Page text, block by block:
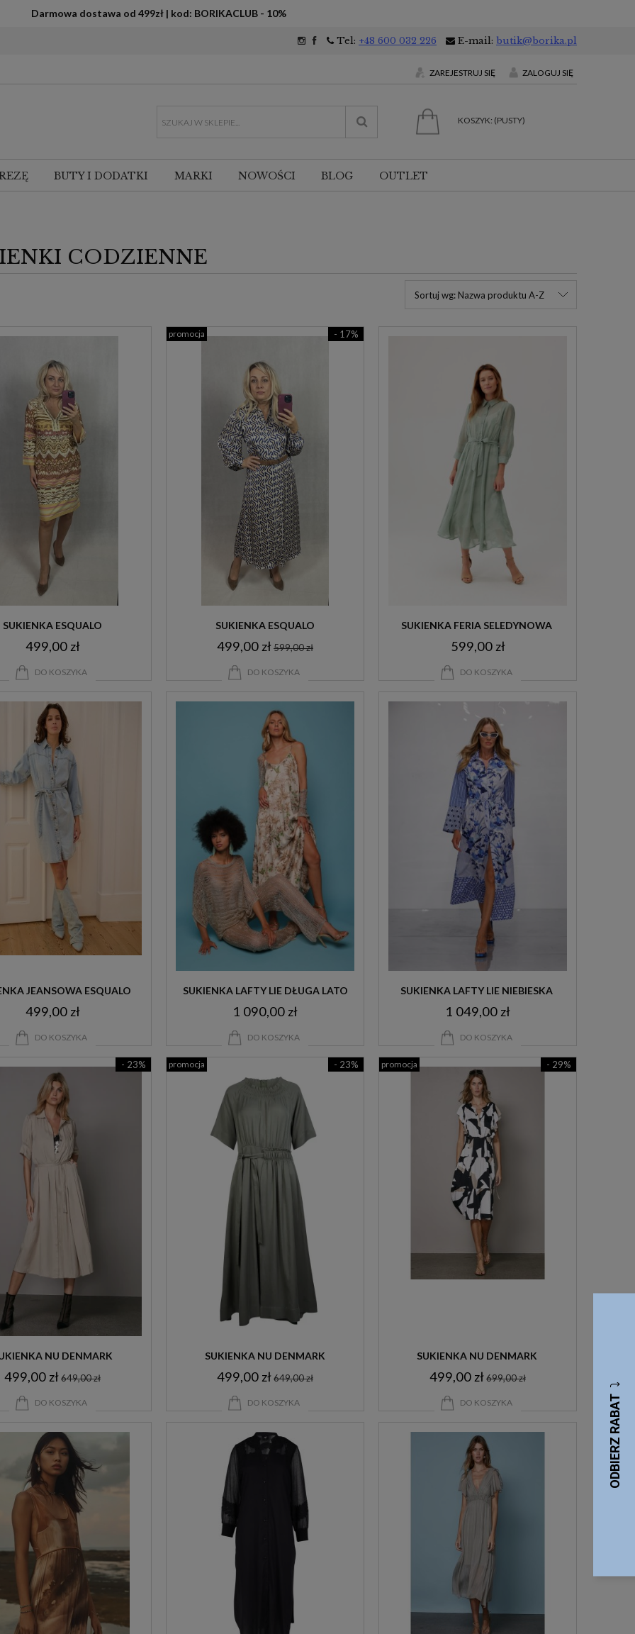
Darmowa dostawa od 499zł | kod: BORIKACLUB - 10%
Tel: +48 600 032 226 E-mail: butik@borika.pl
ZAREJESTRUJ SIĘ ZALOGUJ SIĘ
KOSZYK: (PUSTY)
BUTY I DODATKI MARKI NOWOŚCI BLOG OUTLET
CODZIENNE
Sortuj wg: Nazwa produktu A-Z
SUKIENKA ESQUALO
499,00 zł
DO KOSZYKA
SUKIENKA ESQUALO
499,00 zł599,00 zł
DO KOSZYKA
promocja - 17%
SUKIENKA FERIA SELEDYNOWA
WIZYTA
599,00 zł
DO KOSZYKA
JEANSOWA ESQUALO
499,00 zł
DO KOSZYKA
SUKIENKA LAFTY LIE DŁUGA LATO
1 090,00 zł
DO KOSZYKA
SUKIENKA LAFTY LIE NIEBIESKA
SZMIZJERKA
1 049,00 zł
DO KOSZYKA
NU DENMARK
499,00 zł649,00 zł
DO KOSZYKA
- 23%
SUKIENKA NU DENMARK
499,00 zł649,00 zł
DO KOSZYKA
promocja - 23%
SUKIENKA NU DENMARK
499,00 zł699,00 zł
DO KOSZYKA
promocja - 29%